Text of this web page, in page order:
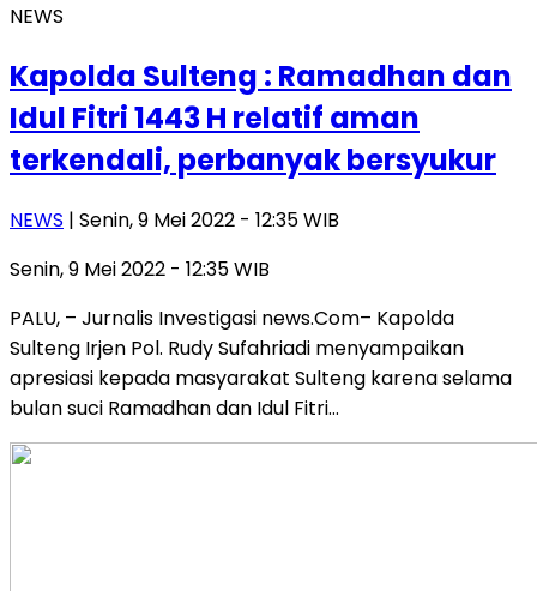
NEWS
Kapolda Sulteng : Ramadhan dan
Idul Fitri 1443 H relatif aman
terkendali, perbanyak bersyukur
NEWS | Senin, 9 Mei 2022 - 12:35 WIB
Senin, 9 Mei 2022 - 12:35 WIB
PALU, – Jurnalis Investigasi news.Com– Kapolda
Sulteng Irjen Pol. Rudy Sufahriadi menyampaikan
apresiasi kepada masyarakat Sulteng karena selama
bulan suci Ramadhan dan Idul Fitri…